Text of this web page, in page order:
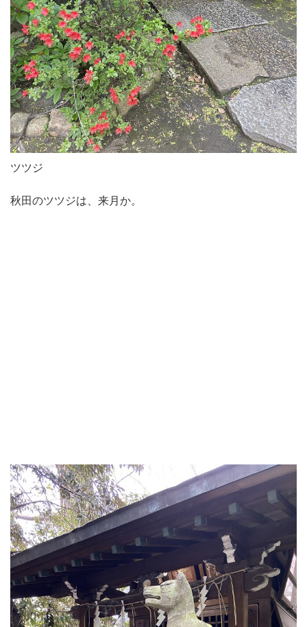
ツツジ
秋田のツツジは、来月か。